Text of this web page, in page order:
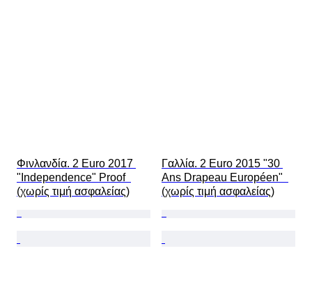
Φινλανδία. 2 Euro 2017
"Independence" Proof
(χωρίς τιμή ασφαλείας)
Γαλλία. 2 Euro 2015 "30
Ans Drapeau Européen"
(χωρίς τιμή ασφαλείας)